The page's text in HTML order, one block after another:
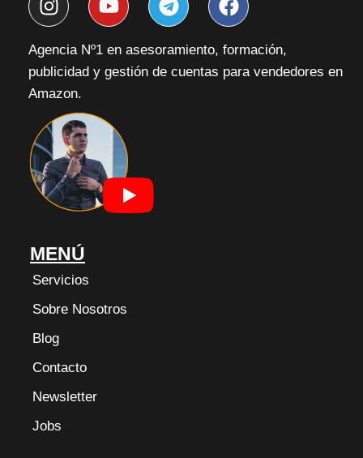
n
t
a
g
r
a
m
o
t
u
e
e
e
g
a
e
b
Agencia Nº1 en asesoramiento, formación,
publicidad y gestión de cuentas para vendedores en
Amazon.
MENÚ
Servicios
Sobre Nosotros
Blog
Contacto
Newsletter
Jobs